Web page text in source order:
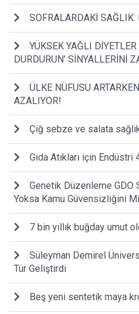
SOFRALARDAKİ SAĞLIK:
YÜKSEK YAĞLI DİYETLER
DURDURUN’ SİNYALLERİNİ
ÜLKE NÜFUSU
AZALIYOR!
Çiğ sebze ve salata
Gıda Atıkları için Endüstri
Genetik Düzenleme GDO
Yoksa Kamu Güvensizliğini
7 bin yıllık buğday umut
Süleyman Demirel
Tür Geliştirdi
Beş yeni sentetik maya